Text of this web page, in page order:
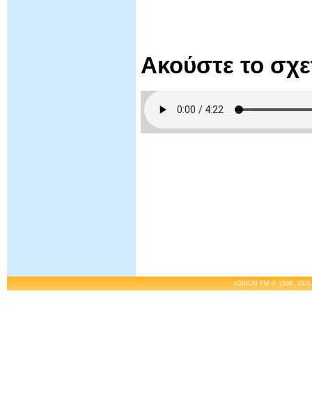
Ακούστε το
IONION FM © 1996-